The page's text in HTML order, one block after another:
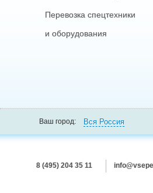
Перевозка спецтехники
и оборудования
Ваш город: Вся Россия
8 (495) 204 35 11